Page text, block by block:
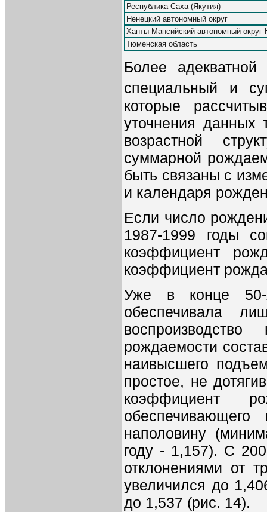
Республика Саха (Якутия)
Ненецкий автономный округ
Ханты-Мансийский автономный округ
Тюменская область
Более адекватной
специальный и
которые
уточнения данных
возрастной
суммарной
быть связаны с
и календаря
Если число
1987-1999 годы
коэффициент
коэффициент
Уже в конце 50-
обеспечивала
рождаемости
наивысшего
простое, не
коэффициент
наполовину
году - 1,157). С
отклонениями от
увеличился до
до 1,537 (рис. 14).